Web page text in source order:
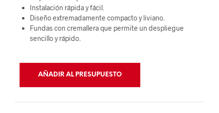
Instalación rápida y fácil.
Diseño extremadamente compacto y liviano.
Fundas con cremallera que permite un despliegue
sencillo y rápido.
AÑADIR AL PRESUPUESTO